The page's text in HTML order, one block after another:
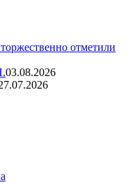
отметили
03.08.2026